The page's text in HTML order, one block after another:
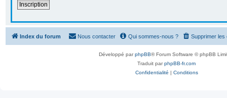
Inscription
Index du forum Supprimer les
Qui sommes-nous ?
Nous contacter
Développé parphpBB® Forum Software © phpBB
Traduit parphpBB-fr.com
Confidentialité | Conditions